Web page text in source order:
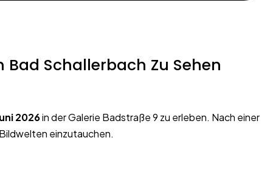
Bad Schallerbach Zu Sehen
2026in derGalerie Badstraße 9 zu erleben. Nach einer
einzutauchen.